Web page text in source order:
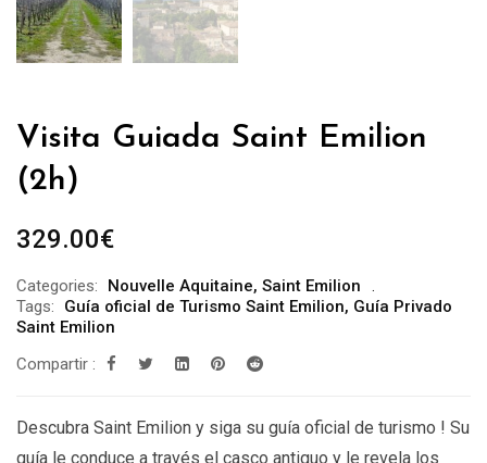
Visita Guiada Saint Emilion
(2h)
329.00€
Categories: Nouvelle Aquitaine, Saint Emilion
Tags:
Guía oficial de Turismo Saint Emilion, Guía Privado
Saint Emilion
Compartir :
Descubra Saint Emilion y siga su guía oficial de turismo ! Su
guía le conduce a través el casco antiguo y le revela los